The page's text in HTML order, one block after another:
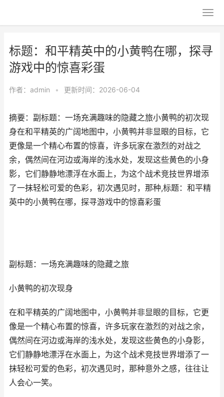
标题：和平精英中的小黄鸭在哪，探寻
游戏中的惊喜彩蛋
作者： admin • 更新时间：2026-06-04
摘要：副标题：一场充满趣味的隐藏之旅小黄鸭的初次现
身在和平精英的广阔地图中，小黄鸭并非显眼的目标，它
更像是一个精心布置的惊喜，许多玩家在激烈的对战之
余，偶然间在河边或海岸的浅水处，发现这些黄色的小身
影，它们静静地漂浮在水面上，为这个战术竞技世界增添
了一抹轻松可爱的色彩，初次遇见时，那种,标题：和平精
英中的小黄鸭在哪，探寻游戏中的惊喜彩蛋
副标题：一场充满趣味的隐藏之旅
小黄鸭的初次现身
在和平精英的广阔地图中，小黄鸭并非显眼的目标，它更
像是一个精心布置的惊喜，许多玩家在激烈的对战之余，
偶然间在河边或海岸的浅水处，发现这些黄色的小身影，
它们静静地漂浮在水面上，为这个战术竞技世界增添了一
抹轻松可爱的色彩，初次遇见时，那种意外之感，往往让
人会心一笑。